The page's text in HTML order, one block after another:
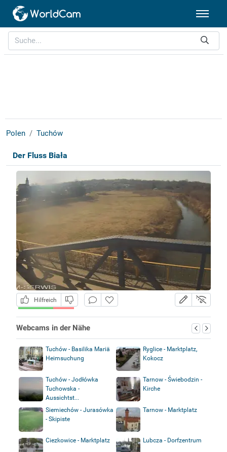
Polen Tuchów
Der Fluss Biała
Hilfreich
Webcams in der Nähe
Tuchów - Basilika Mariä
Heimsuchung
Ryglice - Marktplatz,
Kokocz
Tuchów - Jodłówka
Tuchowska -
Aussichtst...
Tarnow - Świebodzin -
Kirche
Siemiechów - Jurasówka
- Skipiste
Tarnow - Marktplatz
Ciezkowice - Marktplatz Lubcza - Dorfzentrum